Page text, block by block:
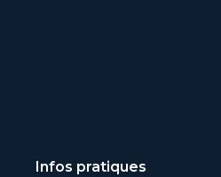
Infos pratiques